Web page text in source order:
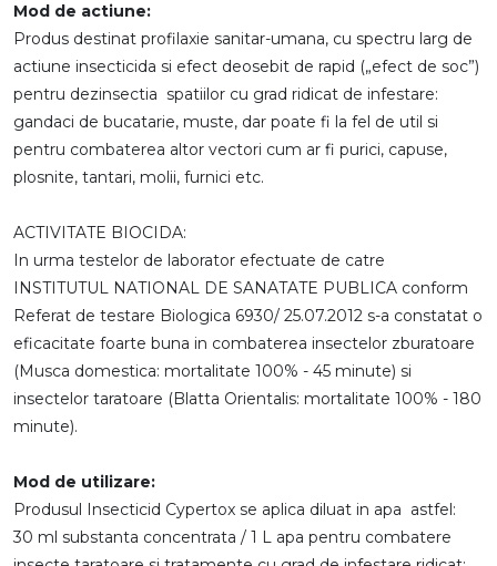
Mod de actiune:
Produs destinat profilaxie sanitar-umana, cu spectru larg de
actiune insecticida si efect deosebit de rapid („efect de soc”)
pentru dezinsectia spatiilor cu grad ridicat de infestare:
gandaci de bucatarie, muste, dar poate fi la fel de util si
pentru combaterea altor vectori cum ar fi purici, capuse,
plosnite, tantari, molii, furnici etc.
ACTIVITATE BIOCIDA:
In urma testelor de laborator efectuate de catre
INSTITUTUL NATIONAL DE SANATATE PUBLICA conform
Referat de testare Biologica 6930/ 25.07.2012 s-a constatat o
eficacitate foarte buna in combaterea insectelor zburatoare
(Musca domestica: mortalitate 100% - 45 minute) si
insectelor taratoare (Blatta Orientalis: mortalitate 100% - 180
minute).
Mod de utilizare:
Produsul Insecticid Cypertox se aplica diluat in apa astfel:
30 ml substanta concentrata / 1 L apa pentru combatere